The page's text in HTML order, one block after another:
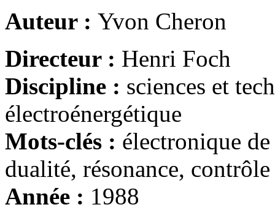
Auteur : Yvon Cheron
Directeur : Henri Foch
Discipline : sciences et
électroénergétique
Mots-clés : électronique
dualité, résonance,
Année : 1988